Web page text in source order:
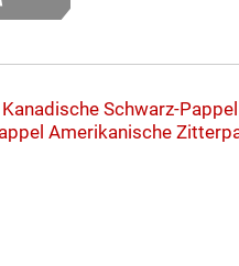
Kanadische Schwarz-
Amerikanische